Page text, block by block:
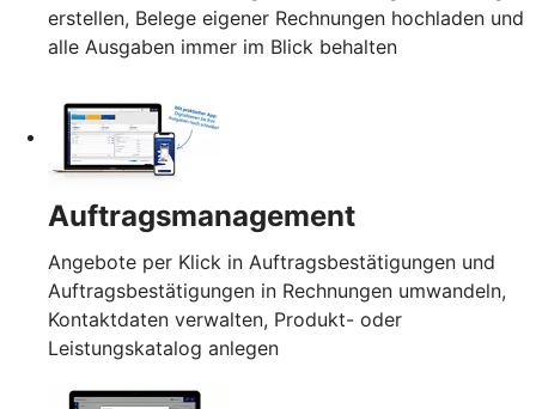
erstellen, Belege eigener Rechnungen hochladen und
alle Ausgaben immer im Blick behalten
Auftragsmanagement
Angebote per Klick in Auftragsbestätigungen und
Auftragsbestätigungen in Rechnungen umwandeln,
Kontaktdaten verwalten, Produkt- oder
Leistungskatalog anlegen